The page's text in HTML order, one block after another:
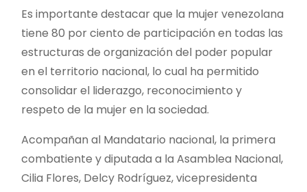
Es importante destacar que la mujer venezolana
tiene 80 por ciento de participación en todas las
estructuras de organización del poder popular
en el territorio nacional, lo cual ha permitido
consolidar el liderazgo, reconocimiento y
respeto de la mujer en la sociedad.
Acompañan al Mandatario nacional, la primera
combatiente y diputada a la Asamblea Nacional,
Cilia Flores, Delcy Rodríguez, vicepresidenta